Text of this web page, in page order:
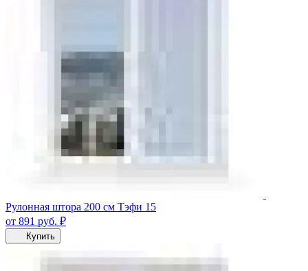
Рулонная штора 200 см Тэфи 15
от 891 руб. ₽
Купить